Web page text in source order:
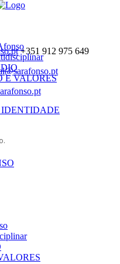
+351 912 975 649
E VALORES
IDENTIDADE